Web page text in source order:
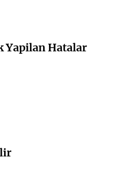
Yapilan Hatalar